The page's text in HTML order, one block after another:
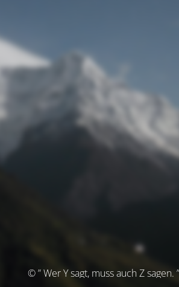
© ” Wer Y sagt, muss auch Z